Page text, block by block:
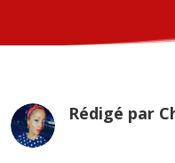
Rédigé par